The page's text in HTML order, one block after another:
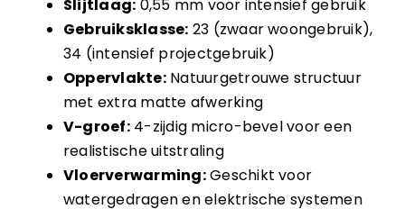
Slijtlaag: 0,55 mm voor intensief gebruik
Gebruiksklasse: 23 (zwaar woongebruik),
34 (intensief projectgebruik)
Oppervlakte:Natuurgetrouwe structuur
met extra matte afwerking
V-groef:4-zijdig micro-bevel voor een
realistische uitstraling
Vloerverwarming:Geschikt voor
watergedragen en elektrische systemen